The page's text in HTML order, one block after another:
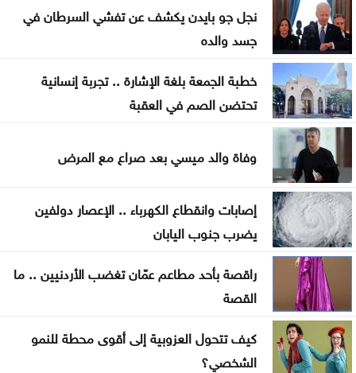
متحدث عسكري يمني: الحوثيون يستأنفون هجماتهم
على ميناء المخا
غزة .. إصابة 7 فلسطينيين بإطلاق نار إسرائيلي الأحد
إيران .. تعيين محسن رضائي أمينا عاما للمجلس الأعلى
للأمن القومي
القناة 13: خلافات تل أبيب وواشنطن تتعمق بشأن إنهاء
القتال في 3 جبهات
نجل جو بايدن يكشف عن تفشي السرطان في
جسد والده
خطبة الجمعة بلغة الإشارة .. تجربة إنسانية
تحتضن الصم في العقبة
وفاة والد ميسي بعد صراع مع المرض
إصابات وانقطاع الكهرباء .. الإعصار دولفين
يضرب جنوب اليابان
راقصة بأحد مطاعم عمّان تغضب الأردنيين .. ما
القصة
كيف تتحول العزوبية إلى أقوى محطة للنمو
الشخصي؟